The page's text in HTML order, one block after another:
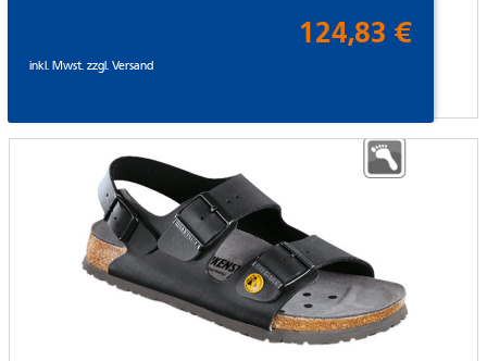
124,83 €
inkl. Mwst. zzgl.Versand